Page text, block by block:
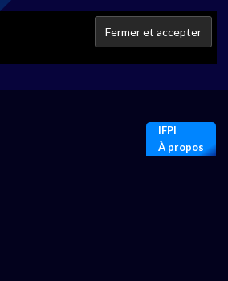
IFPI
À propos